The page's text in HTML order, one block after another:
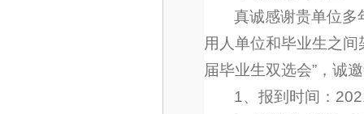
真诚感谢贵单位多
用人单位和毕业生之
届毕业生双选会”，诚
1、报到时间：